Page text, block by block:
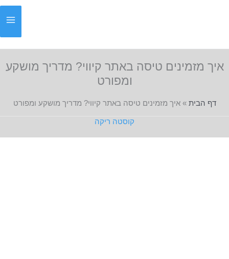
איך מזמינים טיסה באתר קיווי? מדריך מושקע
ומפורט
דף הבית »איך מזמינים טיסה באתר קיווי? מדריך מושקע ומפורט
קוסטה ריקה